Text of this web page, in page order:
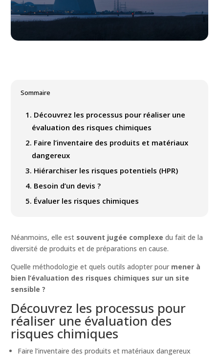
Sommaire
1. Découvrez les processus pour réaliser une
évaluation des risques chimiques
2. Faire l’inventaire des produits et matériaux
dangereux
3. Hiérarchiser les risques potentiels (HPR)
4. Besoin d’un devis ?
5. Évaluer les risques chimiques
Néanmoins, elle est souvent jugée complexe du fait de la
diversité de produits et de préparations en cause.
Quelle méthodologie et quels outils adopter pour mener à
bien l’évaluation des risques chimiques sur un site
sensible ?
Découvrez les processus pour
réaliser une évaluation des
risques chimiques
Faire l’inventaire des produits et matériaux dangereux